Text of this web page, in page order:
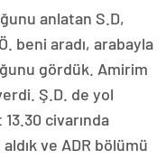
anlatan S.D,
beni aradı, arabayla
gördük. Amirim
Ş.D. de yol
civarında
ve ADR bölümü